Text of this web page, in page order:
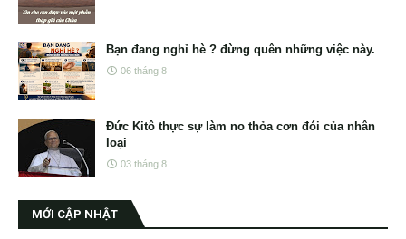
Bạn đang nghỉ hè ? đừng quên những việc này.
06 tháng 8
Đức Kitô thực sự làm no thỏa cơn đói của nhân
loại
03 tháng 8
MỚI CẬP NHẬT